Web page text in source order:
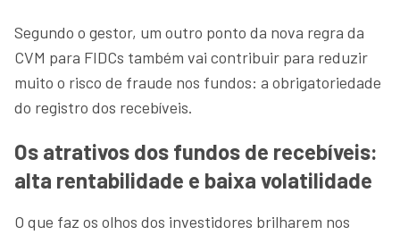
Segundo o gestor, um outro ponto da nova regra da
CVM para FIDCs também vai contribuir para reduzir
muito o risco de fraude nos fundos: a obrigatoriedade
do registro dos recebíveis.
Os atrativos dos fundos de recebíveis:
alta rentabilidade e baixa volatilidade
O que faz os olhos dos investidores brilharem nos